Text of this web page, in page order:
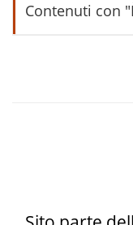
Contenuti con